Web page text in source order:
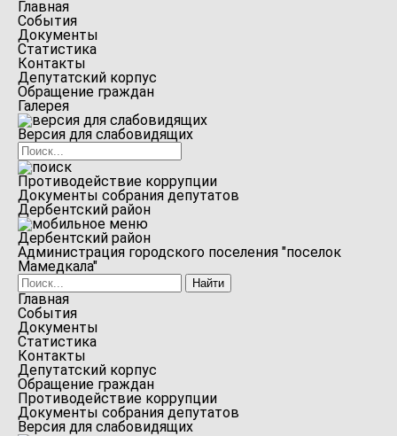
Главная
События
Документы
Статистика
Контакты
Депутатский корпус
Обращение граждан
Галерея
Версия для слабовидящих
Противодействие коррупции
Документы собрания депутатов
Дербентский район
Дербентский район
Администрация городского поселения "поселок
Мамедкала"
Главная
События
Документы
Статистика
Контакты
Депутатский корпус
Обращение граждан
Противодействие коррупции
Документы собрания депутатов
Версия для слабовидящих